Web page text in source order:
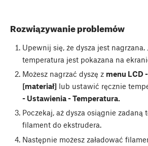
Rozwiązywanie problemów
Upewnij się, że dysza jest nagrzana.
temperatura jest pokazana na
Możesz nagrzać dyszę z menu LCD
[materiał] lub ustawić ręcznie
- Ustawienia - Temperatura.
Poczekaj, aż dysza osiągnie zadaną
filament do ekstrudera.
Następnie możesz załadować